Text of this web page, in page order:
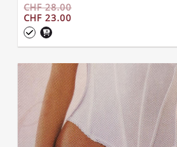
CHF 28.00
CHF 23.00